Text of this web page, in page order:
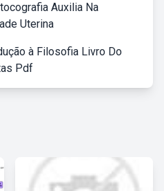
Auxilia Na
Uterina
à Filosofia Livro Do
Pdf